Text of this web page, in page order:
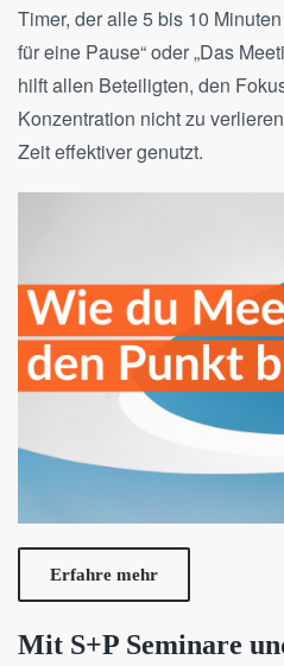
Timer, der alle 5 bis 10
für eine Pause“ oder „Das
hilft allen Beteiligten, den
Konzentration nicht zu
Zeit effektiver genutzt.
Erfahre mehr
Mit S+P Seminare